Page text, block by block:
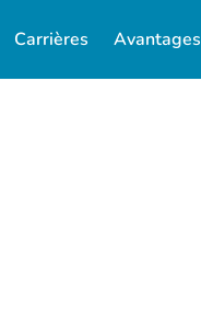
Carrières Avantages